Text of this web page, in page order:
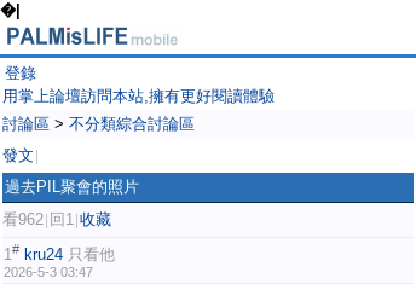
�|
登錄
用掌上論壇訪問本站,擁有更好閱讀體驗
討論區 > 不分類綜合討論區
發文
過去PIL聚會的照片
看962 回1 收藏
1# kru24 只看他
2026-5-3 03:47